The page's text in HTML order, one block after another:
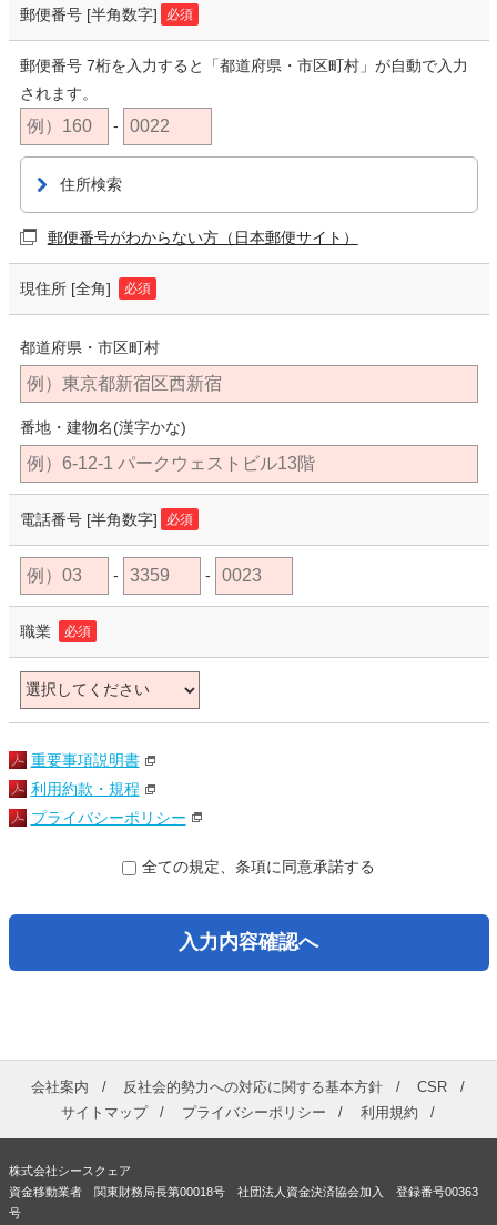
郵便番号[半角数字] 必須
郵便番号 7桁を入力すると「都道府県・市区町村」が自動で入力
されます。
-
住所検索
郵便番号がわからない方（日本郵便サイト）
現住所 [全角] 必須
都道府県・市区町村
番地・建物名(漢字かな)
電話番号[半角数字] 必須
- -
職業 必須
重要事項説明書
利用約款・規程
プライバシーポリシー
全ての規定、条項に同意承諾する
入力内容確認へ
会社案内 反社会的勢力への対応に関する基本方針
CSR
サイトマップ
プライバシーポリシー 利用規約
株式会社シースクェア
資金移動業者 関東財務局長第00018号 社団法人資金決済協会加入 登録番号00363
号